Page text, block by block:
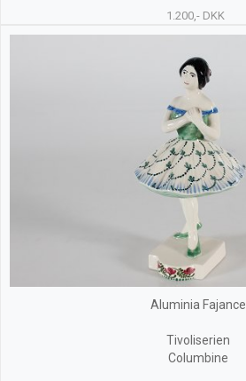
1.200,- DKK
Aluminia Fajance
Tivoliserien
Columbine